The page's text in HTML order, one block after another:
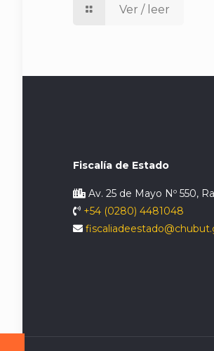
Ver / leer
Fiscalía de Estado
Av. 25 de Mayo Nº 550,
+54 (0280) 4481048